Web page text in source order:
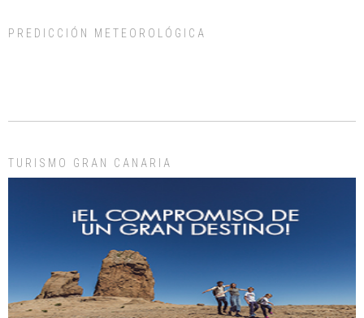
días, ella incluida...
Gato manso encontrado
Este gato macho ha aparecido en la calle hace menos de un mes, es muy
manso y extremadamente cari...
PREDICCIÓN METEOROLÓGICA
TURISMO GRAN CANARIA